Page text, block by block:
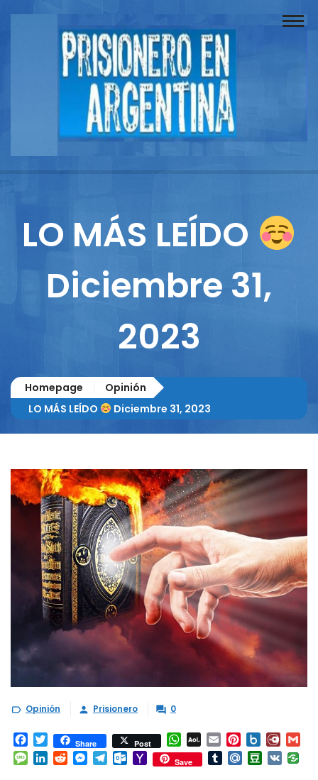
Buscador
Documentos
Reportajes
Columnistas
LO MÁS LEÍDO
Diciembre 31,
2023
Homepage
Opinión
LO MÁS LEÍDO
Diciembre 31, 2023
 Opinión  Prisionero  0
Facebook
TwitterShare Post WhatsApp
AOL
Mail
EmailPinterest
Box.net
Message
LinkedInRedditMessenger
TelegramOutlook.com
YahooSave TumblrMail.RuDouban
VK